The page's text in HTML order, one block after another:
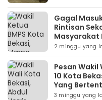
Gagal
Rintisan
Masyarakat
2 minggu yang
Pesan Wakil
10 Kota
Yang
Masyarakat
3 minggu yang